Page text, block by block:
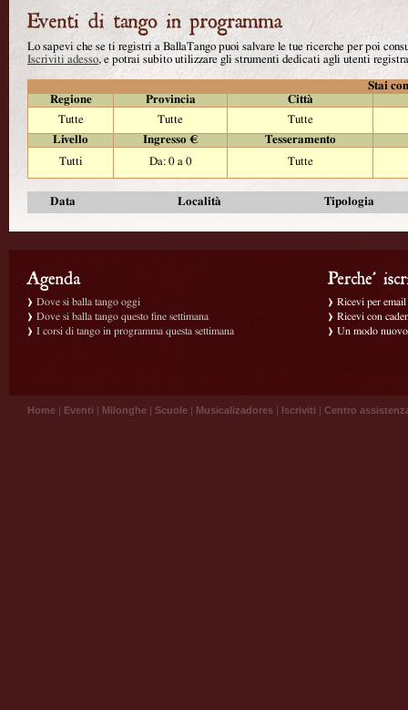
Lo sapevi che se ti registri a BallaTango puoi salvare le tue ricerche per poi
Iscriviti adesso, e potrai subito utilizzare gli strumenti dedicati agli utenti
Stai
Regione
Provincia
Città
Tutte
Tutte
Tutte
Livello
Ingresso €
Tesseramento
Tutti
Da: 0 a 0 Tutte
Data Località Tipologia
Dove si balla tango oggi
Dove si balla tango questo fine settimana
I corsi di tango in programma questa settimana
Ricevi per
Ricevi con
Un modo
Home | Eventi | Milonghe | Scuole | Musicalizadores | Iscriviti | Centro